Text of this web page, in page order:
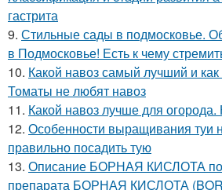
гастрита
9. Стильные сады в подмосковье.
в Подмосковье! Есть к чему
10. Какой навоз самый лучший и
Томаты не любят навоз
11. Какой навоз лучше для
12. Особенности выращивания туи
правильно посадить тую
13. Описание БОРНАЯ КИСЛОТА
препарата БОРНАЯ КИСЛОТА